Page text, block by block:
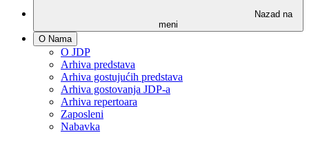
Nazad na
meni
O Nama
O JDP
Arhiva predstava
Arhiva gostujućih predstava
Arhiva gostovanja JDP-a
Arhiva repertoara
Zaposleni
Nabavka